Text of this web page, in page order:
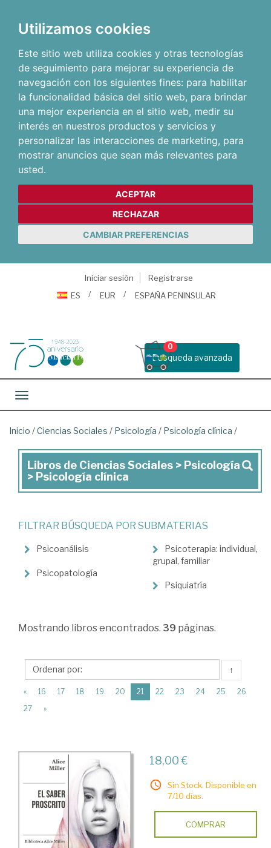
Utilizamos cookies
Este sitio web utiliza cookies y otras tecnologías
de seguimiento para mejorar su experiencia de
navegación con los siguientes fines: para habilitar
la funcionalidad básica del sitio web, para brindar
una mejor experiencia en el sitio web, medir su
interés en nuestros productos y servicios y
personalizar las interacciones de marketing, para
mostrar anuncios que sean más relevantes para
usted.
ACEPTAR
RECHAZAR
CAMBIAR PREFERENCIAS
Iniciar sesión
Registrarse
ES
EUR ESPAÑA PENINSULAR
Busqueda avanzada
0
Toggle navigation
Inicio /Ciencias Sociales / Psicología / Psicología clínica /
Libros
de
Sociales
>
>
clínica
Libros de Ciencias Sociales > Psicología
> Psicología clínica
FILTRAR BÚSQUEDA POR SUBMATERIAS
Psicoanálisis
Psicopatología
Psicoterapia: individual,
grupal, familiar
Psiquiatría
Mostrando libros encontrados. 39 páginas.
↑
« 16 17 18 19 20 21 (current)
22 23 24 25
26
27
»
18,00 €
Sin Stock. Disponible en
7/10 días.
COMPRAR